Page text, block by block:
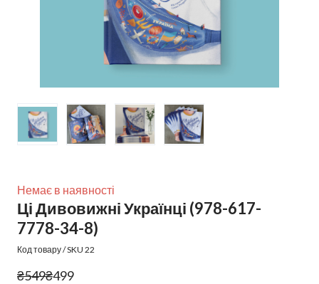
Немає в наявності
Ці Дивовижні Українці (978-617-
7778-34-8)
Код товару / SKU 22
₴549₴499